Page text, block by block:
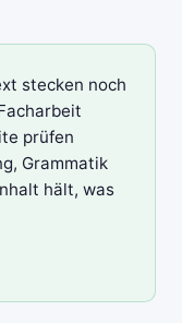
stecken noch
prüfen
Grammatik
hält, was